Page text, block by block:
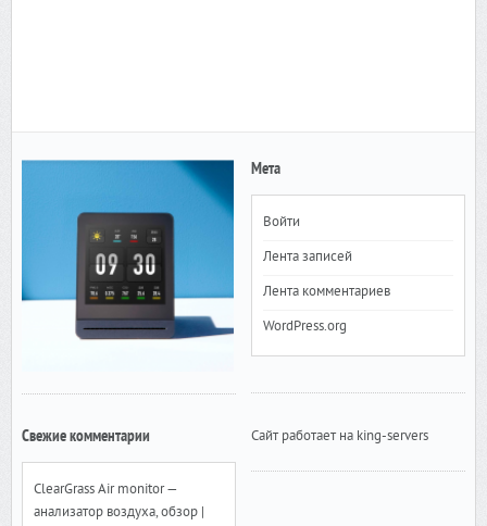
Свежие комментарии
ClearGrass Air monitor —
анализатор воздуха, обзор |
Мета
Войти
Лента записей
Лента комментариев
WordPress.org
Сайт работает на king-servers